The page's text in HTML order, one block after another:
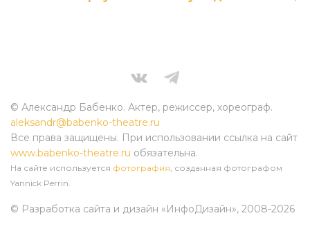
© Александр Бабенко. Актер, режиссер, хореограф.
aleksandr@babenko-theatre.ru
Все права защищены. При использовании ссылка на сайт
www.babenko-theatre.ru обязательна.
На сайте используется фотография , созданная фотографом
Yannick Perrin.
© Разработка сайта и дизайн «ИнфоДизайн», 2008-2026